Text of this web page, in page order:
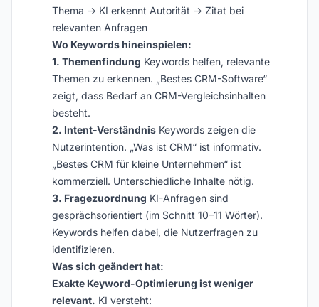
Thema → KI erkennt Autorität → Zitat bei
relevanten Anfragen
Wo Keywords hineinspielen:
1. Themenfindung Keywords helfen, relevante
Themen zu erkennen. „Bestes CRM-Software“
zeigt, dass Bedarf an CRM-Vergleichsinhalten
besteht.
2. Intent-Verständnis Keywords zeigen die
Nutzerintention. „Was ist CRM“ ist informativ.
„Bestes CRM für kleine Unternehmen“ ist
kommerziell. Unterschiedliche Inhalte nötig.
3. Fragezuordnung KI-Anfragen sind
gesprächsorientiert (im Schnitt 10–11 Wörter).
Keywords helfen dabei, die Nutzerfragen zu
identifizieren.
Was sich geändert hat:
Exakte Keyword-Optimierung ist weniger
relevant. KI versteht: